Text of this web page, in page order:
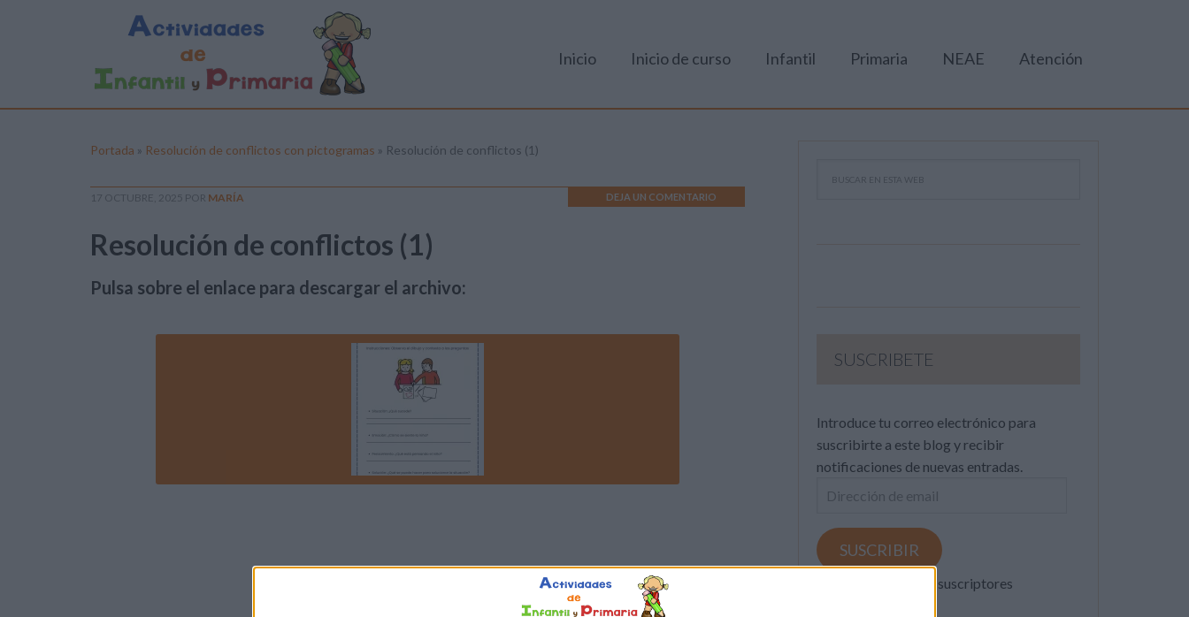
Inicio Inicio de curso Infantil Primaria NEAE Atención
Portada » Resolución de conflictos con pictogramas » Resolución de conflictos (1)
17 OCTUBRE, 2025 POR MARÍA DEJA UN COMENTARIO
Resolución de conflictos (1)
Pulsa sobre el enlace para descargar el archivo:
SUSCRIBETE
Introduce tu correo electrónico para
suscribirte a este blog y recibir
notificaciones de nuevas entradas.
Dirección
email
SUSCRIBIR
Únete a otros 371K suscriptores